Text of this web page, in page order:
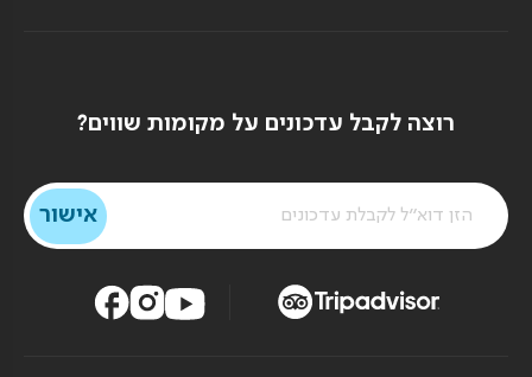
רוצה לקבל עדכונים על מקומות שווים?